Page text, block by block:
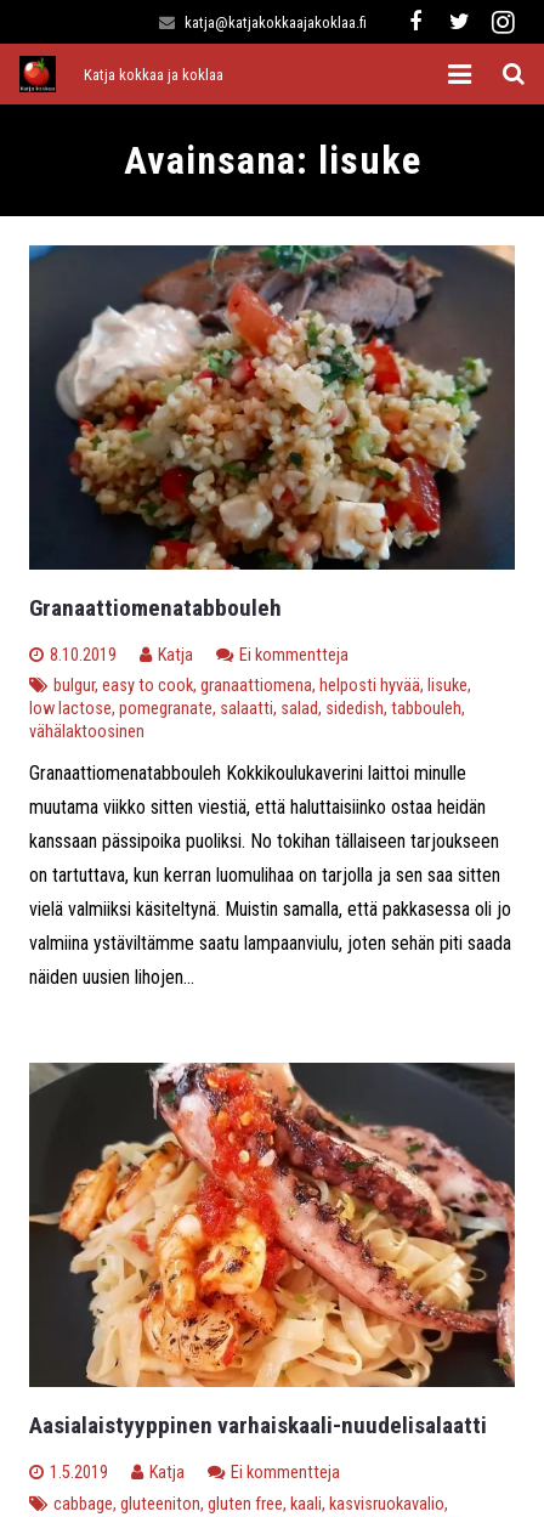
katja@katjakokkaajakoklaa.fi
Katja kokkaa ja koklaa
Pääruoat
Jälkiruoat
Kaikki reseptit
Avainsana: lisuke
Granaattiomenatabbouleh
8.10.2019 Katja
Ei kommentteja
bulgur, easy to cook, granaattiomena, helposti hyvää, lisuke,
low lactose, pomegranate, salaatti, salad, sidedish, tabbouleh,
vähälaktoosinen
Granaattiomenatabbouleh Kokkikoulukaverini laittoi minulle
muutama viikko sitten viestiä, että haluttaisiinko ostaa heidän
kanssaan pässipoika puoliksi. No tokihan tällaiseen tarjoukseen
on tartuttava, kun kerran luomulihaa on tarjolla ja sen saa sitten
vielä valmiiksi käsiteltynä. Muistin samalla, että pakkasessa oli jo
valmiina ystäviltämme saatu lampaanviulu, joten sehän piti saada
näiden uusien lihojen...
Aasialaistyyppinen varhaiskaali-nuudelisalaatti
1.5.2019 Katja
Ei kommentteja
cabbage, gluteeniton, gluten free, kaali, kasvisruokavalio,